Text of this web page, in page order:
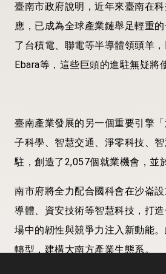
臺南市政府說明，近年來臺南在
應，已成為全球產業鏈舉足輕重
了台積電、聯電等半導體領頭羊
Ebara等，這些巨頭的進駐無疑將
臺南產業發展的另一個重要引擎
子科學、智慧交通、淨零科技、
駐，創造了2,057個就業機會，並
南市府將全力配合國科會在沙崙
導體、資安技術等智慧科技，打
場中的韌性與競爭力注入新動能
轉型，建構大南方產業生態系。